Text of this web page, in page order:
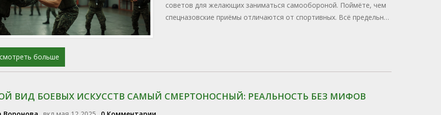
советов для желающих заниматься самообороной. Поймёте, чем
спецназовские приёмы отличаются от спортивных. Всё предельно
больше
ВИД БОЕВЫХ ИСКУССТВ САМЫЙ СМЕРТОНОСНЫЙ: РЕАЛЬНОСТЬ БЕЗ МИФОВ